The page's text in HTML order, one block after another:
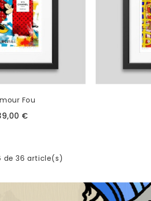
Fou
€
de 36 article(s)